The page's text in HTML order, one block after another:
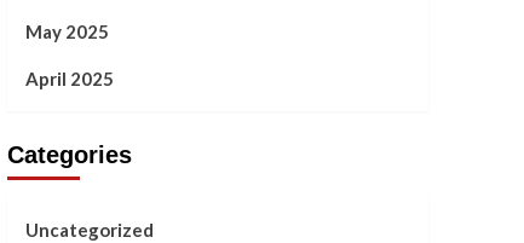
May 2025
April 2025
Categories
Uncategorized